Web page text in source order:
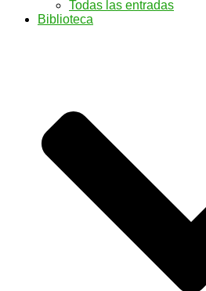
Todas las entradas
Biblioteca